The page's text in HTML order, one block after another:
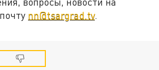
nn@tsargrad.tv.